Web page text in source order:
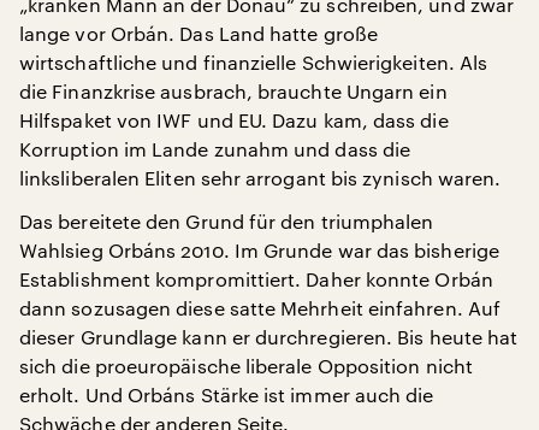
lange vor Orbán. Das Land hatte große
wirtschaftliche und finanzielle Schwierigkeiten. Als
die Finanzkrise ausbrach, brauchte Ungarn ein
Hilfspaket von IWF und EU. Dazu kam, dass die
Korruption im Lande zunahm und dass die
linksliberalen Eliten sehr arrogant bis zynisch waren.
Das bereitete den Grund für den triumphalen
Wahlsieg Orbáns 2010. Im Grunde war das bisherige
Establishment kompromittiert. Daher konnte Orbán
dann sozusagen diese satte Mehrheit einfahren. Auf
dieser Grundlage kann er durchregieren. Bis heute hat
sich die proeuropäische liberale Opposition nicht
erholt. Und Orbáns Stärke ist immer auch die
Schwäche der anderen Seite.